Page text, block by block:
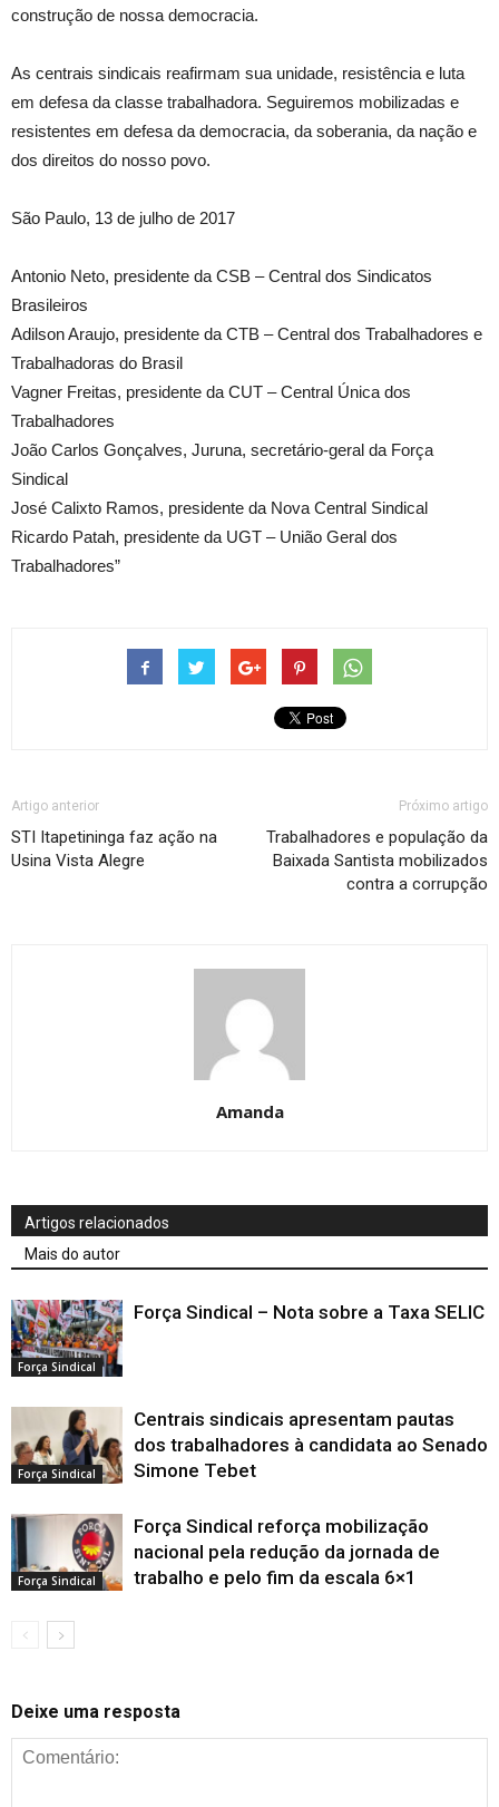
construção de nossa democracia.
As centrais sindicais reafirmam sua unidade, resistência e luta
em defesa da classe trabalhadora. Seguiremos mobilizadas e
resistentes em defesa da democracia, da soberania, da nação e
dos direitos do nosso povo.
São Paulo, 13 de julho de 2017
Antonio Neto, presidente da CSB – Central dos Sindicatos
Brasileiros
Adilson Araujo, presidente da CTB – Central dos Trabalhadores e
Trabalhadoras do Brasil
Vagner Freitas, presidente da CUT – Central Única dos
Trabalhadores
João Carlos Gonçalves, Juruna, secretário-geral da Força
Sindical
José Calixto Ramos, presidente da Nova Central Sindical
Ricardo Patah, presidente da UGT – União Geral dos
Trabalhadores”
Artigo anterior
STI Itapetininga faz ação na
Usina Vista Alegre
Próximo artigo
Trabalhadores e população da
Baixada Santista mobilizados
contra a corrupção
Amanda
Artigos relacionados
Mais do autor
Força Sindical
Força Sindical – Nota sobre a Taxa SELIC
Força Sindical
Centrais sindicais apresentam pautas
dos trabalhadores à candidata ao Senado
Simone Tebet
Força Sindical
Força Sindical reforça mobilização
nacional pela redução da jornada de
trabalho e pelo fim da escala 6×1
Deixe uma resposta